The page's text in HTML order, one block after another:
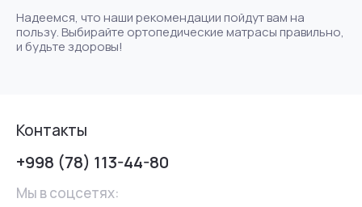
Надеемся, что наши рекомендации пойдут вам на
пользу. Выбирайте ортопедические матрасы правильно,
и будьте здоровы!
Контакты
+998 (78) 113-44-80
Мы в соцсетях: